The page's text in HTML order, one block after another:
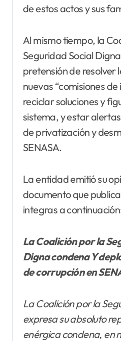
de estos actos y sus
Al mismo tiempo, la
Seguridad Social
pretensión de resolver
nuevas “comisiones
reciclar soluciones y
sistema, y estar
de privatización y
SENASA.
La entidad emitió su
documento que
integras a
La Coalición por la
Digna condena Y
de corrupción en
La Coalición por la
expresa su absoluto
enérgica condena, en